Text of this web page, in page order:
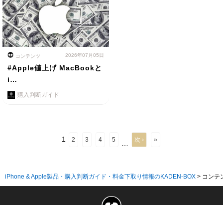
コンテンツ 2026年07月05日
#Apple値上げ MacBookと
i…
購入判断ガイド
1 2 3 4 5 次 › »
iPhone & Apple製品・購入判断ガイド・料金下取り情報のKADEN-BOX > コンテ